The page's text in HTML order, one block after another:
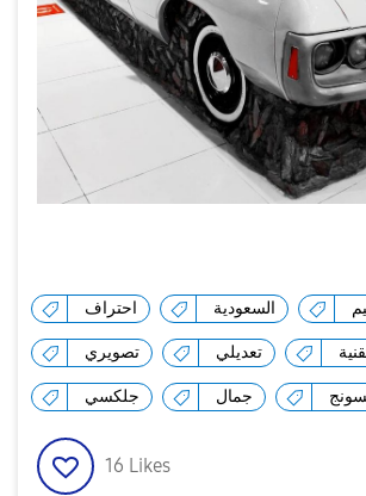
احتراف السعودية
تصويري تعديلي
جلكسي جمال
16 Likes